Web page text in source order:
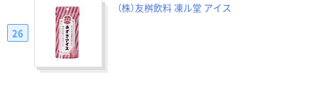
（株）友桝飲料 凍ル堂 アイス
26